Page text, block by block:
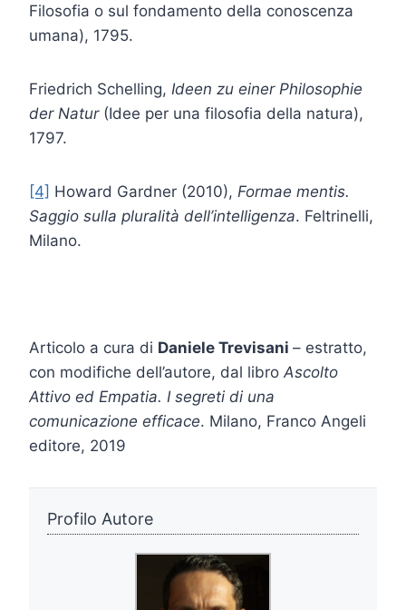
Filosofia o sul fondamento della conoscenza
umana), 1795.
Friedrich Schelling, Ideen zu einer Philosophie
der Natur(Idee per una filosofia della natura),
1797.
[4] Howard Gardner (2010), Formae mentis.
Saggio sulla pluralità dell’intelligenza. Feltrinelli,
Milano.
Articolo a cura di Daniele Trevisani – estratto,
con modifiche dell’autore, dal libro Ascolto
Attivo ed Empatia. I segreti di una
comunicazione efficace. Milano, Franco Angeli
editore, 2019
Profilo Autore